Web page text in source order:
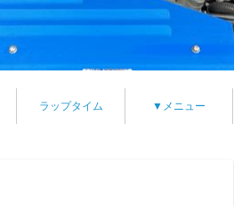
ラップタイム ▼メニュー